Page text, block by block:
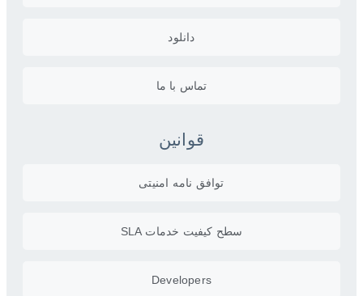
دانلود
تماس با ما
قوانین
توافق نامه امنیتی
سطح کیفیت خدمات SLA
Developers